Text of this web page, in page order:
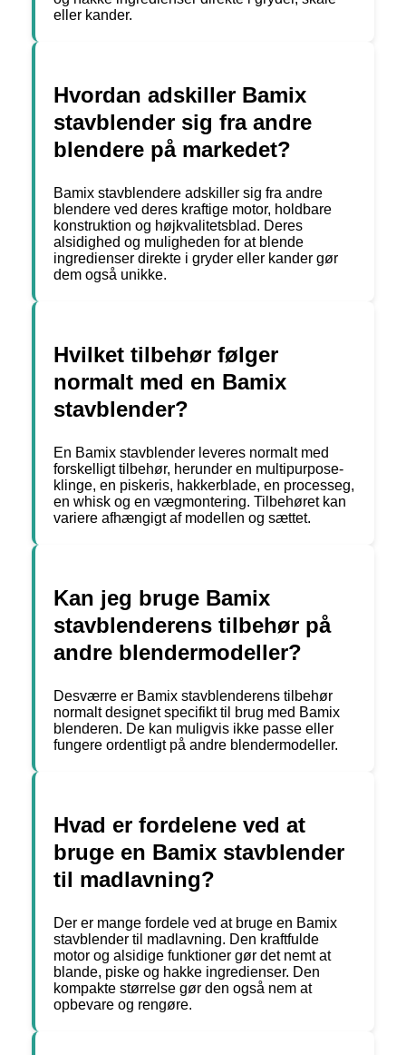
eller kander.
Hvordan adskiller Bamix
stavblender sig fra andre
blendere på markedet?
Bamix stavblendere adskiller sig fra andre
blendere ved deres kraftige motor, holdbare
konstruktion og højkvalitetsblad. Deres
alsidighed og muligheden for at blende
ingredienser direkte i gryder eller kander gør
dem også unikke.
Hvilket tilbehør følger
normalt med en Bamix
stavblender?
En Bamix stavblender leveres normalt med
forskelligt tilbehør, herunder en multipurpose-
klinge, en piskeris, hakkerblade, en processeg,
en whisk og en vægmontering. Tilbehøret kan
variere afhængigt af modellen og sættet.
Kan jeg bruge Bamix
stavblenderens tilbehør på
andre blendermodeller?
Desværre er Bamix stavblenderens tilbehør
normalt designet specifikt til brug med Bamix
blenderen. De kan muligvis ikke passe eller
fungere ordentligt på andre blendermodeller.
Hvad er fordelene ved at
bruge en Bamix stavblender
til madlavning?
Der er mange fordele ved at bruge en Bamix
stavblender til madlavning. Den kraftfulde
motor og alsidige funktioner gør det nemt at
blande, piske og hakke ingredienser. Den
kompakte størrelse gør den også nem at
opbevare og rengøre.